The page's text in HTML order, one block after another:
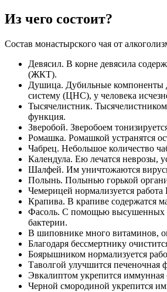
Из чего состоит?
Состав монастырского чая от
Девясил. В корне девясила
(ЖКТ).
Душица. Дубильные компоненты
систему (ЦНС), у человека
Тысячелистник.
функция.
Зверобой. Зверобоем
Ромашка. Ромашкой устранятся
Чабрец. Небольшое количество
Календула. Ею лечатся неврозы,
Шалфей. Им уничтожаются
Полынь. Полынью горькой
Чемерицей нормализуется
Крапива. В крапиве содержатся
Фасоль. С помощью высушенных
бактерии.
В шиповнике много витаминов,
Благодаря бессмертнику
Боярышником нормализуется
Таволгой улучшится печеночная
Эвкалиптом укрепится иммунная
Черной смородиной укрепится